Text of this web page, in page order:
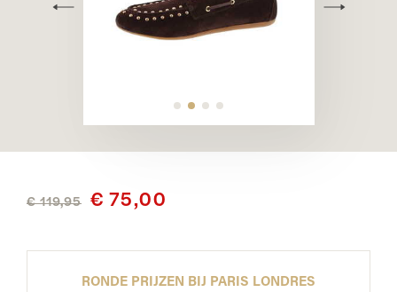
€ 119,95 € 75,00
RONDE PRIJZEN BIJ PARIS LONDRES